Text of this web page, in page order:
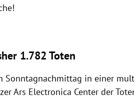
1.782 Toten
Sonntagnachmittag in einer
Ars Electronica Center der